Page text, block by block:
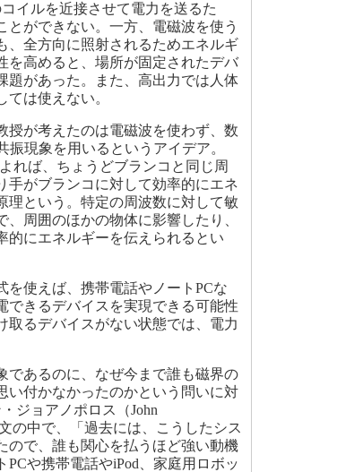
イルを近接させて電力を送るた
ができない。一方、電磁波を使う
、全方向に照射されるためエネルギ
を高めると、場所が固定されたデバ
題があった。また、高出力では人体
は使えない。
が考えたのは電磁波を使わず、数
現象を用いるというアイデア。
れば、ちょうどブランコと同じ周
手がブランコに対して効率的にエネ
理という。特定の周波数に対して敏
周囲のほかの物体に影響したり、
的にエネルギーを伝えられるとい
使えば、携帯電話やノートPCな
できるデバイスを実現できる可能性
取るデバイスがない状態では、電力
あるのに、なぜ今まで誰も磁界の
い付かなかったのかという問いに対
ジョアノポロス（John
の中で、「過去には、こうしたシス
ので、誰も関心を払うほど強い動機
や携帯電話やiPod、家庭用ロボッ